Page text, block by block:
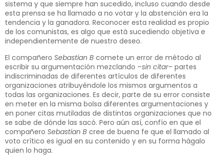
sistema y que siempre han sucedido, incluso cuando desde
esta prensa se ha llamado a no votar y la abstención era la
tendencia y la ganadora. Reconocer esta realidad es propio
de los comunistas, es algo que está sucediendo objetiva e
independientemente de nuestro deseo.
El compañero Sebastian B comete un error de método al
escribir su argumentación mezclando –sin citar– partes
indiscriminadas de diferentes artículos de diferentes
organizaciones atribuyéndole los mismos argumentos a
todas las organizaciones. Es decir, parte de su error consiste
en meter en la misma bolsa diferentes argumentaciones y
en poner citas mutiladas de distintas organizaciones que no
se sabe de dónde las sacó. Pero aún así, confío en que el
compañero Sebastian B cree de buena fe que el llamado al
voto crítico es igual en su contenido y en su forma hágalo
quien lo haga.